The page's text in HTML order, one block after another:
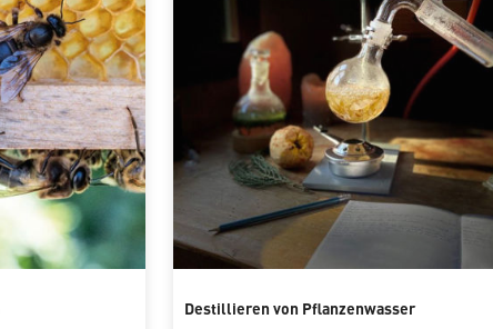
Destillieren von Pflanzenwasser